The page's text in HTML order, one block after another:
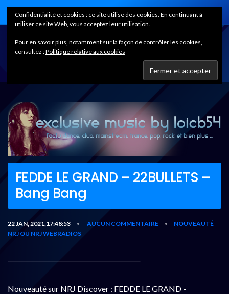
Home
FEDDE LE GRAND – 22BULLETS –
Bang Bang
22 JAN, 2021,17:48:53 • AUCUN COMMENTAIRE •
NOUVEAUTÉ
NRJ OU NRJ WEBRADIOS
Nouveauté sur NRJ Discover : FEDDE LE GRAND -
Confidentialité et cookies : ce site utilise des cookies. En continuant à
utiliser ce site Web, vous acceptez leur utilisation.
Pour en savoir plus, notamment sur la façon de contrôler les cookies,
consultez :Politique relative aux cookies